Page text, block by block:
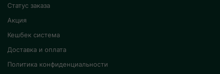
Статус заказа
Акция
Кешбек система
Доставка и оплата
Политика конфиденциальности